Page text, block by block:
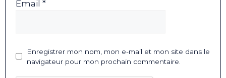
Email *
Enregistrer mon nom, mon e-mail et mon site dans le
navigateur pour mon prochain commentaire.